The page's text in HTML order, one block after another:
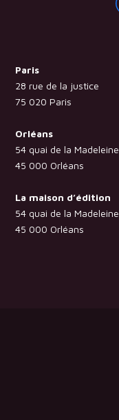
Paris
28 rue de la justice
75 020 Paris
Orléans
54 quai de la Madeleine
45 000 Orléans
La maison d’édition
54 quai de la Madeleine
45 000 Orléans